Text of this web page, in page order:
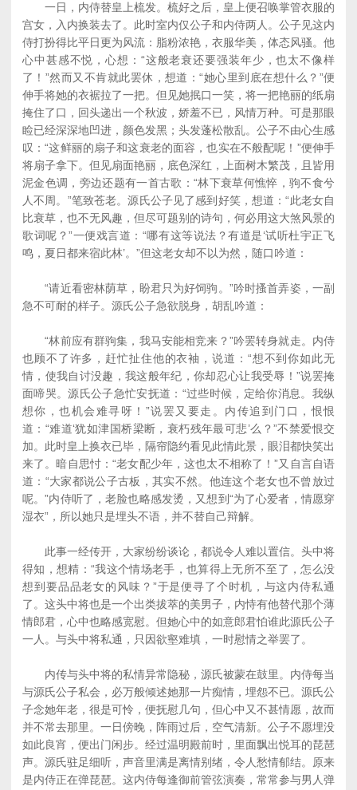
一日，内侍替皇上梳发。梳好之后，皇上便召唤掌管衣服的
宫女，入内换装去了。此时室内仅公子和内侍两人。公子见这内
侍打扮得比平日更为风流：脂粉浓艳，衣服华美，体态风骚。他
心中甚感不悦，心想：“这般老衰还要强装年少，也太不像样
了！”然而又不肯就此罢休，想道：“她心里到底在想什么？”便
伸手将她的衣裾拉了一把。但见她抿口一笑，将一把艳丽的纸扇
掩住了口，回头递出一个秋波，娇羞不已，风情万种。可是那眼
睑已经深深地凹进，颜色发黑；头发蓬松散乱。公子不由心生感
叹：“这鲜丽的扇子和这衰老的面容，也实在不般配呢！”便伸手
将扇子拿下。但见扇面艳丽，底色深红，上面树木繁茂，且皆用
泥金色调，旁边还题有一首古歌：“林下衰草何憔悴，驹不食兮
人不周。”笔致苍老。源氏公子见了感到好笑，想道：“此老女自
比衰草，也不无风趣，但尽可题别的诗句，何必用这大煞风景的
歌词呢？”一便戏言道：“哪有这等说法？有道是‘试听杜宇正飞
鸣，夏日都来宿此林’。”但这老女却不以为然，随口吟道：
“请近看密林荫草，盼君只为好饲驹。”吟时搔首弄姿，一副
急不可耐的样子。源氏公子急欲脱身，胡乱吟道：
“林前应有群驹集，我马安能相竞来？”吟罢转身就走。内侍
也顾不了许多，赶忙扯住他的衣袖，说道：“想不到你如此无
情，使我自讨没趣，我这般年纪，你却忍心让我受辱！”说罢掩
面啼哭。源氏公子急忙安抚道：“过些时候，定给你消息。我纵
想你，也机会难寻呀！”说罢又要走。内传追到门口，恨恨
道：“难道‘犹如津国桥梁断，衰朽残年最可悲’么？”不禁爱恨交
加。此时皇上换衣已毕，隔帘隐约看见此情此景，眼泪都快笑出
来了。暗自思忖：“老女配少年，这也太不相称了！”又自言自语
道：“大家都说公子古板，其实不然。他连这个老女也不曾放过
呢。”内侍听了，老脸也略感发烫，又想到“为了心爱者，情愿穿
湿衣”，所以她只是埋头不语，并不替自己辩解。
此事一经传开，大家纷纷谈论，都说令人难以置信。头中将
得知，想精：“我这个情场老手，也算得上无所不至了，怎么没
想到要品品老女的风味？”于是便寻了个时机，与这内侍私通
了。这头中将也是一个出类拔萃的美男子，内恃有他替代那个薄
情郎君，心中也略感宽慰。但她心中的如意郎君怕谁此源氏公子
一人。与头中将私通，只因欲壑难填，一时慰情之举罢了。
内传与头中将的私情异常隐秘，源氏被蒙在鼓里。内侍每当
与源氏公子私会，必万般倾述她那一片痴情，埋怨不已。源氏公
子念她年老，很是可怜，便抚慰几句，但心中又不甚情愿，故而
并不常去那里。一日傍晚，阵雨过后，空气清新。公子不愿埋没
如此良宵，便出门闲步。经过温明殿前时，里面飘出悦耳的琵琶
声。源氏驻足细听，声音里满是离情别绪，令人愁情郁结。原来
是内侍正在弹琵琶。这内侍每逢御前管弦演奏，常常参与男人弹